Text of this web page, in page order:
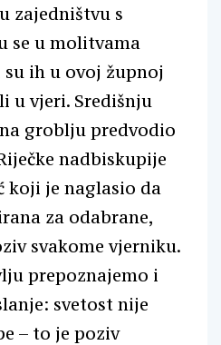
zajedništvu s
se u molitvama
ih u ovoj župnoj
u vjeri. Središnju
groblju predvodio
nadbiskupije
koji je naglasio da
za odabrane,
svakome vjerniku.
prepoznajemo i
svetost nije
– to je poziv